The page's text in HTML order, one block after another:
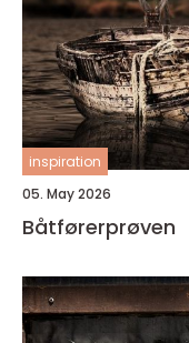
inspiration
05. May 2026
Båtførerprøven